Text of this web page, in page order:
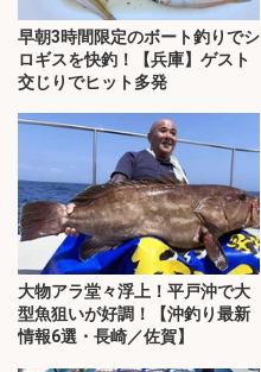
早朝3時間限定のボート釣りでシ
ロギスを快釣！【兵庫】ゲスト
交じりでヒット多発
大物アラ堂々浮上！平戸沖で大
型魚狙いが好調！【沖釣り最新
情報6選・長崎／佐賀】